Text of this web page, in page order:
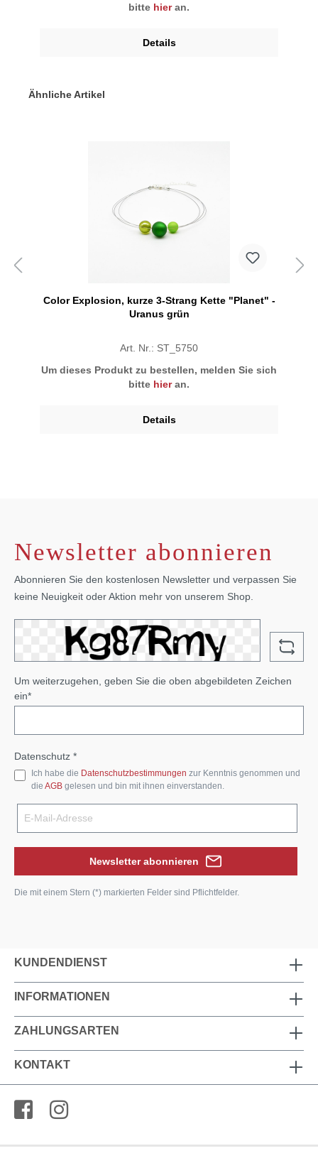
bitte hieran.
Details
Ähnliche Artikel
Color Explosion, kurze 3-Strang Kette "Planet" -
Uranus grün
Art. Nr.: ST_5750
Um dieses Produkt zu bestellen, melden Sie sich
bitte hieran.
Details
Newsletter abonnieren
Abonnieren Sie den kostenlosen Newsletter und verpassen Sie
keine Neuigkeit oder Aktion mehr von unserem Shop.
Um weiterzugehen, geben Sie die oben abgebildeten Zeichen
ein*
Datenschutz *
Ich habe die Datenschutzbestimmungen zur Kenntnis genommen und
die AGB gelesen und bin mit ihnen einverstanden.
Newsletter abonnieren
Die mit einem Stern (*) markierten Felder sind Pflichtfelder.
KUNDENDIENST
INFORMATIONEN
ZAHLUNGSARTEN
KONTAKT